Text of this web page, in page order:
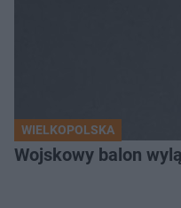
WIELKOPOLSKA
Wojskowy balon